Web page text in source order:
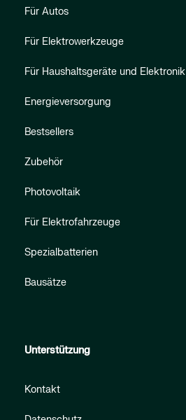
Für Autos
Für Elektrowerkzeuge
Für Haushaltsgeräte und Elektronik
Energieversorgung
Bestsellers
Zubehör
Photovoltaik
Für Elektrofahrzeuge
Spezialbatterien
Bausätze
Unterstützung
Kontakt